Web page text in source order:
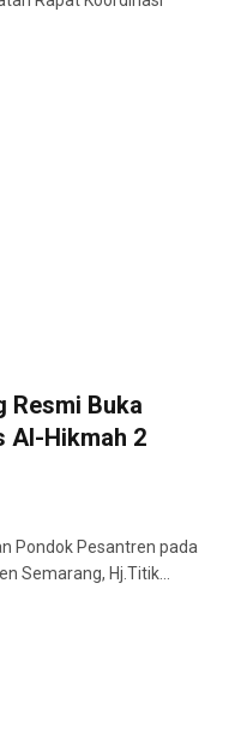
Resmi Buka
Al-Hikmah 2
Pondok Pesantren pada
Semarang, Hj.Titik…